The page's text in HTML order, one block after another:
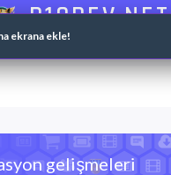
R10DEV.NET
Web ve Game Master
gelişmeleri
ekrana ekle!